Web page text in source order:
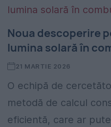
Noua descoperire
lumina solară în
21 MARTIE 2026
O echipă de
metodă de calcul
eficientă, care ar